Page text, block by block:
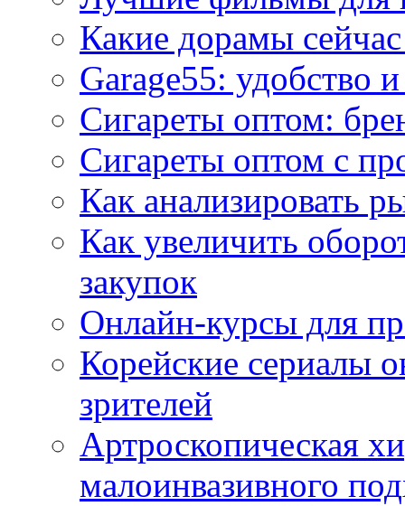
Какие дорамы
Garage55: удобство
Сигареты оптом:
Сигареты оптом с
Как анализировать
Как увеличить
закупок
Онлайн-курсы для
Корейские сериалы
зрителей
Артроскопическая
малоинвазивного